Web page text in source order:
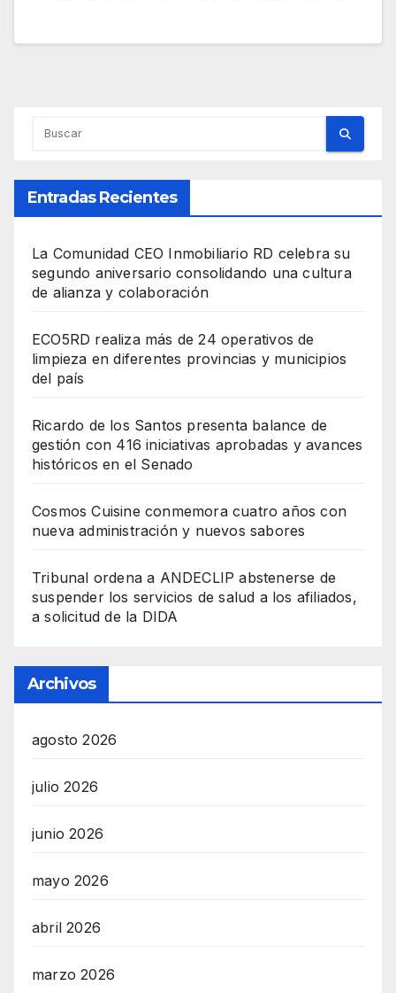
Entradas Recientes
La Comunidad CEO Inmobiliario RD celebra su
segundo aniversario consolidando una cultura
de alianza y colaboración
ECO5RD realiza más de 24 operativos de
limpieza en diferentes provincias y municipios
del país
Ricardo de los Santos presenta balance de
gestión con 416 iniciativas aprobadas y avances
históricos en el Senado
Cosmos Cuisine conmemora cuatro años con
nueva administración y nuevos sabores
Tribunal ordena a ANDECLIP abstenerse de
suspender los servicios de salud a los afiliados,
a solicitud de la DIDA
Archivos
agosto 2026
julio 2026
junio 2026
mayo 2026
abril 2026
marzo 2026